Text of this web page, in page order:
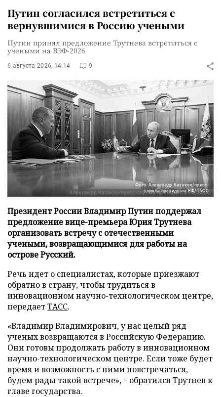
Путин согласился встретиться с
вернувшимися в Россию учеными
Путин принял предложение Трутнева встретиться с
учеными на ВЭФ-2026
6 августа 2026, 14:14 9
Фото: Александр Казаков/пресс-
служба президента РФ/ТАСС
Президент России Владимир Путин поддержал
предложение вице-премьера Юрия Трутнева
организовать встречу с отечественными
учеными, возвращающимися для работы на
острове Русский.
Речь идет о специалистах, которые приезжают
обратно в страну, чтобы трудиться в
инновационном научно-технологическом центре,
передаетТАСС.
«Владимир Владимирович, у нас целый ряд
ученых возвращаются в Российскую Федерацию.
Они готовы продолжать работу в инновационном
научно-технологическом центре. Если тоже будет
время и возможность с ними повстречаться,
будем рады такой встрече», – обратился Трутнев к
главе государства.